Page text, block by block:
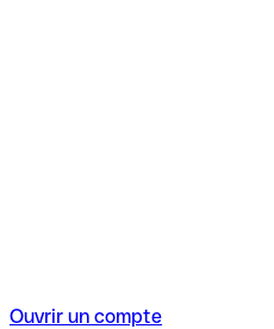
Ouvrir un compte